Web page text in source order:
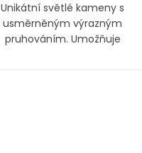
Unikátní světlé kameny s
usměrněným výrazným
pruhováním. Umožňuje